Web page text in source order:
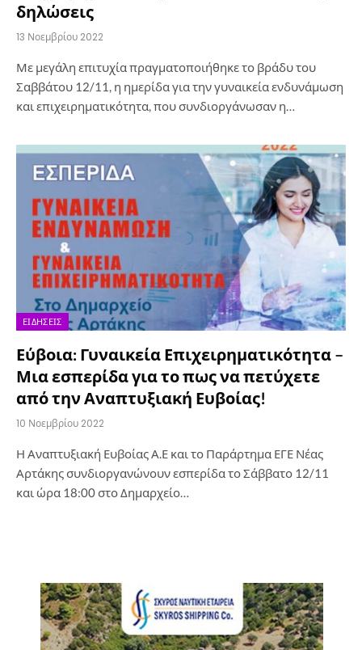
δηλώσεις
13 Νοεμβρίου 2022
Με μεγάλη επιτυχία πραγματοποιήθηκε το βράδυ του
Σαββάτου 12/11, η ημερίδα για την γυναικεία ενδυνάμωση
και επιχειρηματικότητα, που συνδιοργάνωσαν η…
ΕΙΔΉΣΕΙΣ
Εύβοια: Γυναικεία Επιχειρηματικότητα –
Μια εσπερίδα για το πως να πετύχετε
από την Αναπτυξιακή Ευβοίας!
10 Νοεμβρίου 2022
Η Αναπτυξιακή Ευβοίας Α.Ε και το Παράρτημα ΕΓΕ Νέας
Αρτάκης συνδιοργανώνουν εσπερίδα το Σάββατο 12/11
και ώρα 18:00 στο Δημαρχείο…